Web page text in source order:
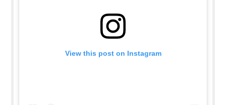
View this post on Instagram